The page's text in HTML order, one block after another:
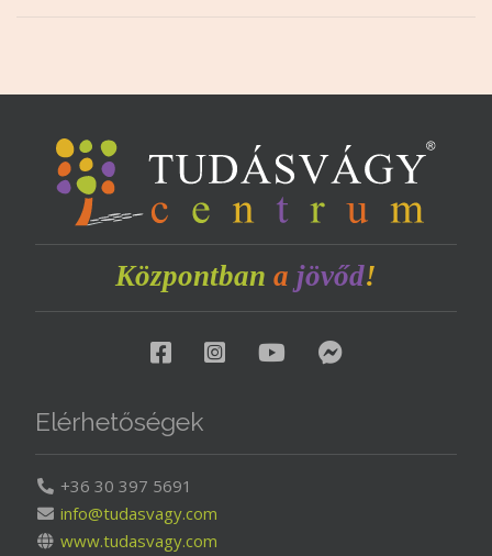
Központban a jövőd!
Elérhetőségek
+36 30 397 5691
info@tudasvagy.com
www.tudasvagy.com